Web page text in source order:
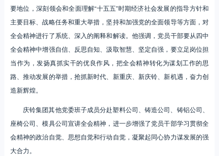
要地位，深刻领会和全面理解“十五五”时期经济社会发展的指导方针和
主要目标、战略任务和重大举措，坚持和加强党的全面领导等方面，对
全会精神进行了系统、深入的阐释和解读。他强调，党员干部要从四中
全会精神中增强自信、反思自知、汲取智慧、坚定自强，要立足岗位担
当作为，发扬真抓实干的优良作风，把全会精神转化为谋划工作的思
路、推动发展的举措，抢抓新时代、新重庆、新庆铃、新机遇，奋力创
造新辉煌。
庆铃集团其他党委班子成员分赴塑料公司、铸造公司、铸铝公司、
座椅公司、模具公司宣讲全会精神，进一步增强了党员干部学习贯彻全
会精神的政治自觉、思想自觉和行动自觉，凝聚起同心协力谋发展的强
大合力。